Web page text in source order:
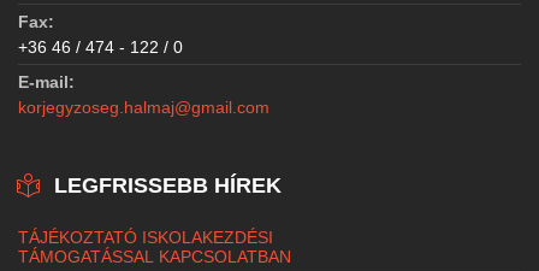
Fax:
+36 46 / 474 - 122 / 0
E-mail:
korjegyzoseg.halmaj@gmail.com
LEGFRISSEBB HÍREK
TÁJÉKOZTATÓ ISKOLAKEZDÉSI
TÁMOGATÁSSAL KAPCSOLATBAN